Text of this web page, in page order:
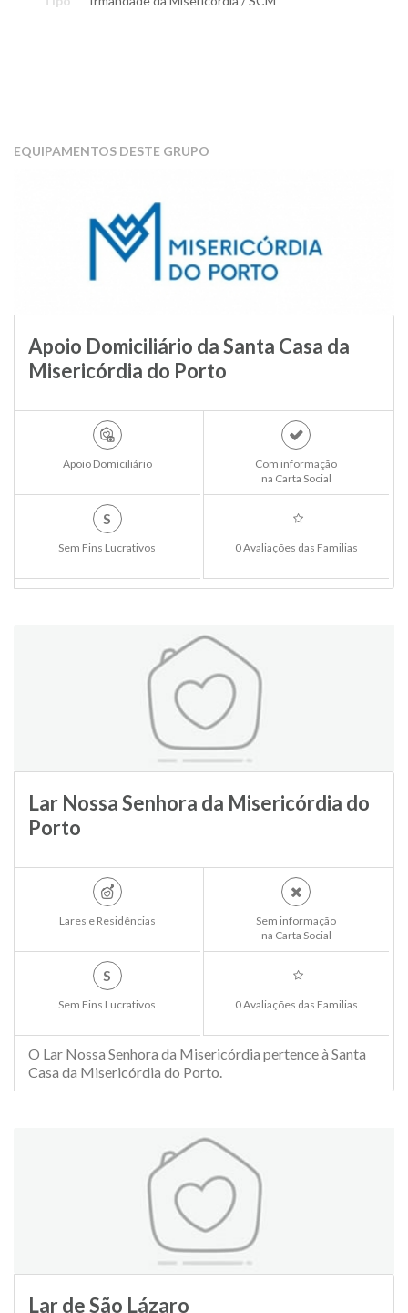
EQUIPAMENTOS DESTE GRUPO
Apoio Domiciliário da Santa Casa da
Misericórdia do Porto
Apoio Domiciliário
Com informação
na Carta Social
S
Sem Fins Lucrativos 0 Avaliações das Familias
Lar Nossa Senhora da Misericórdia do
Porto
Lares e Residências
Sem informação
na Carta Social
S
Sem Fins Lucrativos 0 Avaliações das Familias
O Lar Nossa Senhora da Misericórdia pertence à Santa
Casa da Misericórdia do Porto.
Lar de São Lázaro